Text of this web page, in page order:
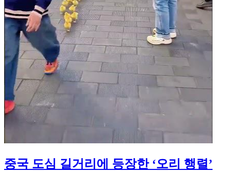
중국 도심 길거리에 등장한 ‘오리 행렬’